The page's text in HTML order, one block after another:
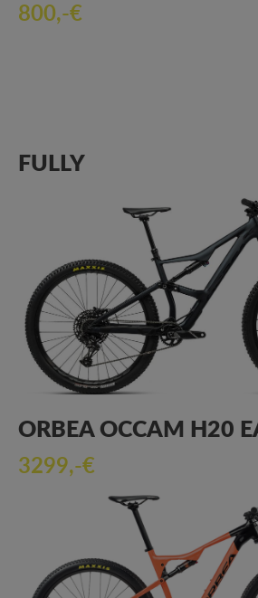
800,-€
FULLY
ORBEA OCCAM H20
3299,-€